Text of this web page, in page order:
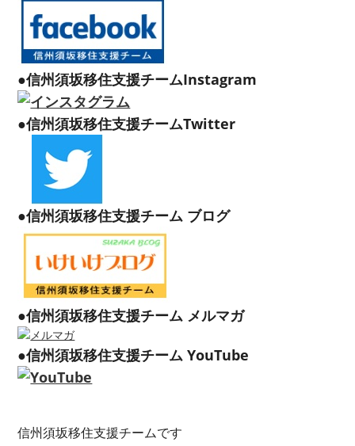
●信州須坂移住支援チームInstagram
●信州須坂移住支援チームTwitter
●信州須坂移住支援チーム ブログ
●信州須坂移住支援チーム メルマガ
●信州須坂移住支援チーム YouTube
信州須坂移住支援チームです